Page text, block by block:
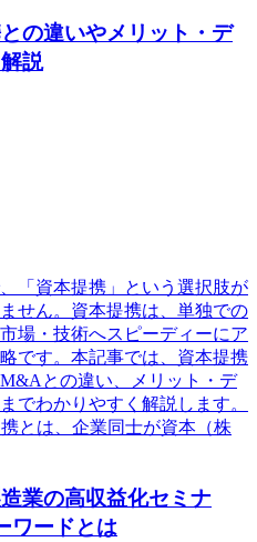
の違いやメリット・デ
説
「資本提携」という選択肢が
せん。資本提携は、単独での
場・技術へスピーディーにア
です。本記事では、資本提携
との違い、メリット・デ
でわかりやすく解説します。
とは、企業同士が資本（株
業の高収益化セミナ
ワードとは